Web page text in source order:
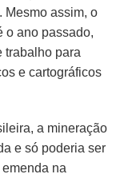
Mesmo assim, o
o ano passado,
trabalho para
e cartográficos
a mineração
e só poderia ser
na